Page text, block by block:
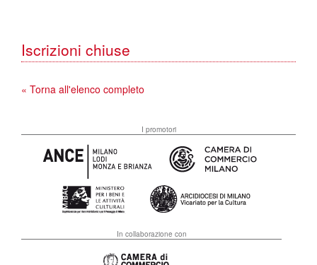
Iscrizioni chiuse
« Torna all'elenco completo
I promotori
In collaborazione con